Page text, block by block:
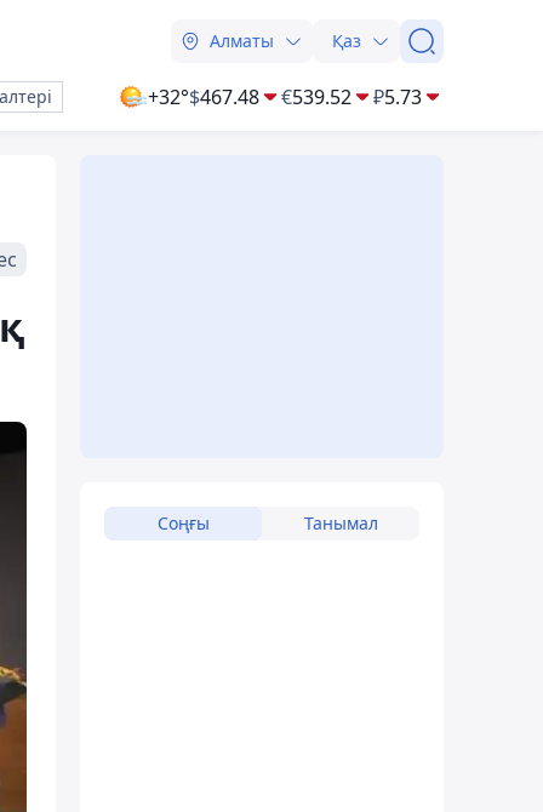
Алматы Қаз
+32°$467.48 €539.52 ₽5.73
Соңғы Танымал